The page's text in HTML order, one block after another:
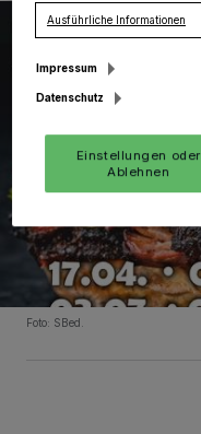
Foto: SBed.
Ausführliche Informationen
Impressum
Datenschutz
Einstellungen oder
Ablehnen